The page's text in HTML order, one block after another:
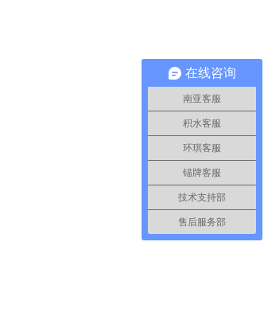
在线咨询
南亚客服
积水客服
环琪客服
锚牌客服
技术支持部
售后服务部